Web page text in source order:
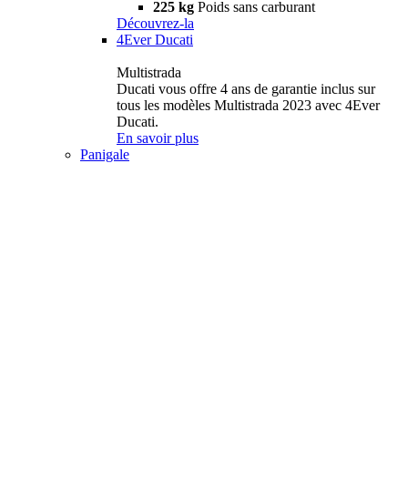
225 kg Poids sans carburant
Découvrez-la
4Ever Ducati
Multistrada
Ducati vous offre 4 ans de garantie inclus sur
tous les modèles Multistrada 2023 avec 4Ever
Ducati.
En savoir plus
Panigale